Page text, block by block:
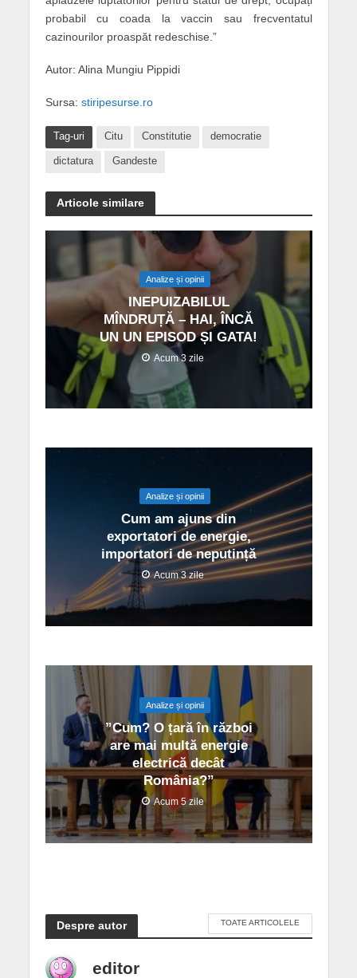
probabil cu coada la vaccin sau frecventatul
cazinourilor proaspăt redeschise.”
Autor: Alina Mungiu Pippidi
Sursa: stiripesurse.ro
Tag-uri Citu Constitutie democratie
dictatura Gandeste
Articole similare
Analize și opinii
INEPUIZABILUL
MÎNDRUȚĂ – HAI, ÎNCĂ
UN UN EPISOD ȘI GATA!
Acum 3 zile
Analize și opinii
Cum am ajuns din
exportatori de energie,
importatori de neputință
Acum 3 zile
Analize și opinii
”Cum? O țară în război
are mai multă energie
electrică decât
România?”
Acum 5 zile
Despre autor TOATE ARTICOLELE
editor